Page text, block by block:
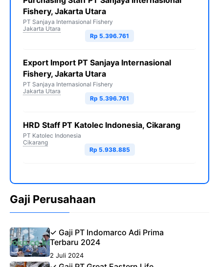
Fishery, Jakarta Utara
PT Sanjaya Internasional Fishery
Jakarta Utara
Rp 5.396.761
Export Import PT Sanjaya Internasional
Fishery, Jakarta Utara
PT Sanjaya Internasional Fishery
Jakarta Utara
Rp 5.396.761
HRD Staff PT Katolec Indonesia, Cikarang
PT Katolec Indonesia
Cikarang
Rp 5.938.885
Gaji Perusahaan
✓ Gaji PT Indomarco Adi Prima
Terbaru 2024
2 Juli 2024